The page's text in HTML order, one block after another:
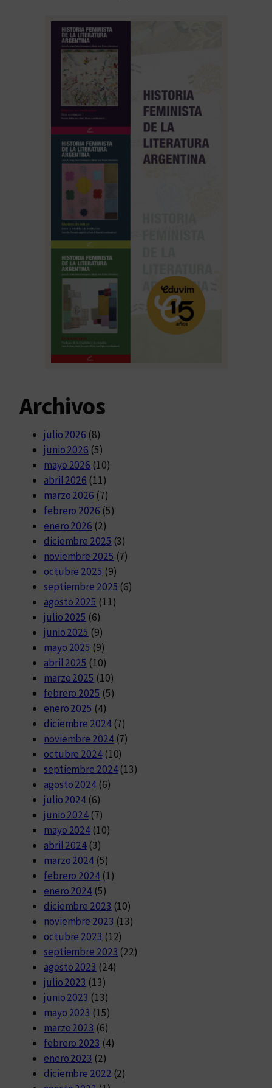
Archivos
julio 2026 (8)
junio 2026 (5)
mayo 2026 (10)
abril 2026 (11)
marzo 2026 (7)
febrero 2026 (5)
enero 2026 (2)
diciembre 2025 (3)
noviembre 2025 (7)
octubre 2025 (9)
septiembre 2025 (6)
agosto 2025 (11)
julio 2025 (6)
junio 2025 (9)
mayo 2025 (9)
abril 2025 (10)
marzo 2025 (10)
febrero 2025 (5)
enero 2025 (4)
diciembre 2024(7)
noviembre 2024(7)
octubre 2024(10)
septiembre 2024(13)
agosto 2024(6)
julio 2024 (6)
junio 2024 (7)
mayo 2024 (10)
abril 2024 (3)
marzo 2024 (5)
febrero 2024(1)
enero 2024 (5)
diciembre 2023 (10)
noviembre 2023 (13)
octubre 2023 (12)
septiembre 2023 (22)
agosto 2023 (24)
julio 2023 (13)
junio 2023 (13)
mayo 2023 (15)
marzo 2023 (6)
febrero 2023 (4)
enero 2023 (2)
diciembre 2022 (2)